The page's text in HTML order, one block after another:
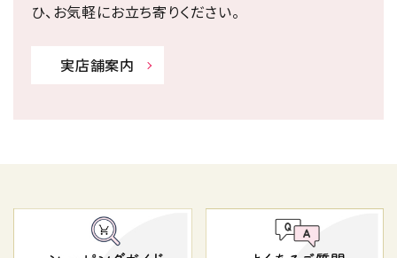
ひ、お気軽にお立ち寄りください。
実店舗案内